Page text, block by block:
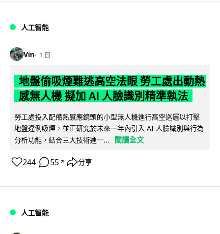
人工智能
Vin 1 日
地盤偷吸煙難逃高空法眼 勞工處出動熱
感無人機 擬加 AI 人臉識別精準執法
勞工處投入配備熱感應鏡頭的小型無人機進行高空巡邏以打擊
地盤違例吸煙，並正研究於未來一年內引入 AI 人臉識別與行為
分析功能，結合三大技術進一...
閱讀全文
244 55 ↗ 分享
人工智能